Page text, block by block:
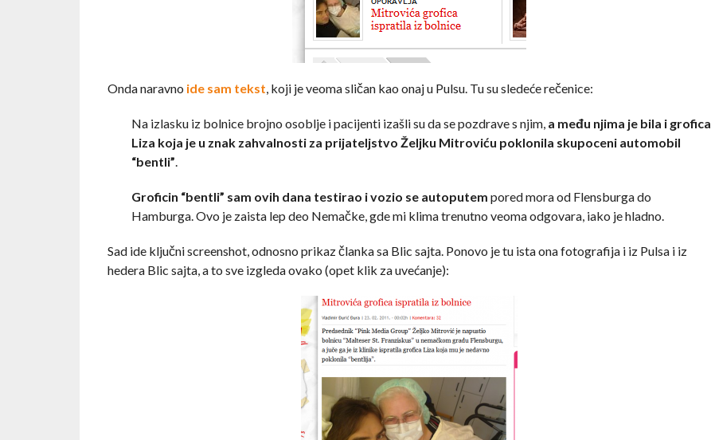
Onda naravno ide sam tekst, koji je veoma sličan kao onaj u Pulsu. Tu su sledeće rečenice:
Na izlasku iz bolnice brojno osoblje i pacijenti izašli su da se pozdrave s njim,a među njima je bila i grofica
Liza koja je u znak zahvalnosti za prijateljstvo Željku Mitroviću poklonila skupoceni automobil
“bentli”.
Groficin “bentli” sam ovih dana testirao i vozio se autoputem pored mora od Flensburga do
Hamburga. Ovo je zaista lep deo Nemačke, gde mi klima trenutno veoma odgovara, iako je hladno.
Sad ide ključni screenshot, odnosno prikaz članka sa Blic sajta. Ponovo je tu ista ona fotografija i iz Pulsa i iz
hedera Blic sajta, a to sve izgleda ovako (opet klik za uvećanje):